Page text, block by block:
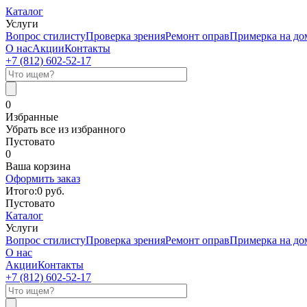
Каталог
Услуги
Вопрос стилистуПроверка зренияРемонт оправПримерка на
О насАкцииКонтакты
+7 (812) 602-52-17
0
Избранные
Убрать все из избранного
Пустовато
0
Ваша корзина
Оформить заказ
Итого:0 руб.
Пустовато
Каталог
Услуги
Вопрос стилистуПроверка зренияРемонт оправПримерка на
О нас
АкцииКонтакты
+7 (812) 602-52-17